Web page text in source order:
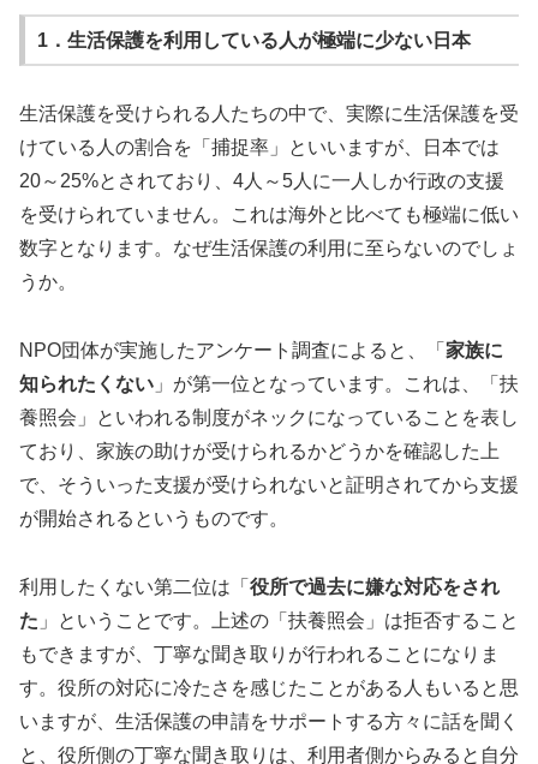
1．生活保護を利用している人が極端に少ない日本
生活保護を受けられる人たちの中で、実際に生活保護を受
けている人の割合を「捕捉率」といいますが、日本では
20～25%とされており、4人～5人に一人しか行政の支援
を受けられていません。これは海外と比べても極端に低い
数字となります。なぜ生活保護の利用に至らないのでしょ
うか。
NPO団体が実施したアンケート調査によると、「 家族に
知られたくない 」が第一位となっています。これは、「扶
養照会」といわれる制度がネックになっていることを表し
ており、家族の助けが受けられるかどうかを確認した上
で、そういった支援が受けられないと証明されてから支援
が開始されるというものです。
利用したくない第二位は「 役所で過去に嫌な対応をされ
た 」ということです。上述の「扶養照会」は拒否すること
もできますが、丁寧な聞き取りが行われることになりま
す。役所の対応に冷たさを感じたことがある人もいると思
いますが、生活保護の申請をサポートする方々に話を聞く
と、役所側の丁寧な聞き取りは、利用者側からみると自分